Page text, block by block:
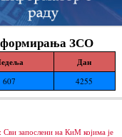
формирања ЗСО
Дан
607 4255
Сви запослени на КиМ којима је